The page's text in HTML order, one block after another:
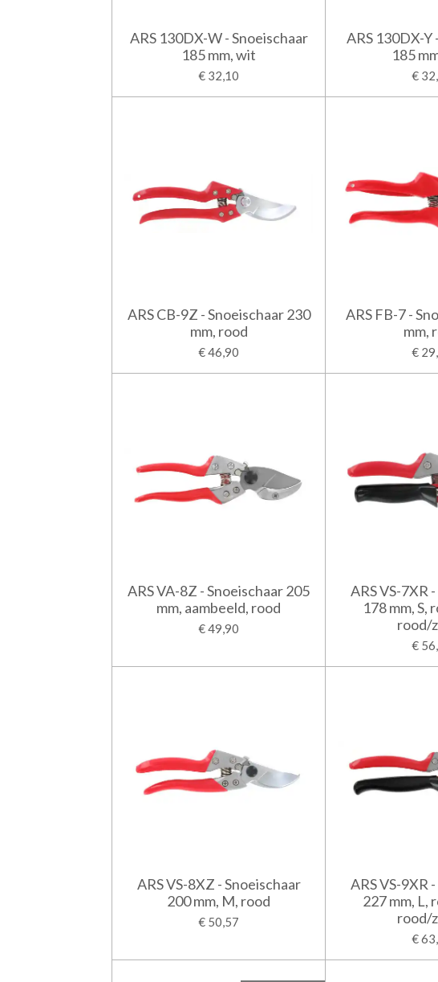
ARS 130DX-W - Snoeischaar
185 mm, wit
€ 32,10
ARS 130DX-Y
185
€
ARS CB-9Z - Snoeischaar 230
mm, rood
€ 46,90
ARS FB-7 -
mm,
€
ARS VA-8Z - Snoeischaar 205
mm, aambeeld, rood
€ 49,90
ARS VS-7XR
178 mm, S,
rood/
€
ARS VS-8XZ - Snoeischaar
200 mm, M, rood
€ 50,57
ARS VS-9XR
227 mm, L,
rood/
€